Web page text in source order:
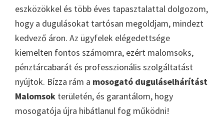
eszközökkel és több éves tapasztalattal dolgozom,
hogy a dugulásokat tartósan megoldjam, mindezt
kedvező áron. Az ügyfelek elégedettsége
kiemelten fontos számomra, ezért malomsoks,
pénztárcabarát és professzionális szolgáltatást
nyújtok. Bízza rám a mosogató duguláselhárítást
Malomsok területén, és garantálom, hogy
mosogatója újra hibátlanul fog működni!